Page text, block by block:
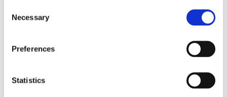
Selection
Necessary
Preferences
Statistics
Fuktsäker tryckreglerande membranventil.
15.6 Grms.
elektroniska system.
Aktiv temperaturkontroll med Prime Drive och